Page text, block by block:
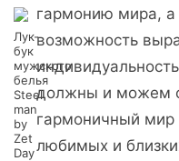
Лук-
бук
мужского
белья
Steel
man
by
Zet
Day
гармонию мира,
возможность
должны и можем
гармоничный мир
любимых и